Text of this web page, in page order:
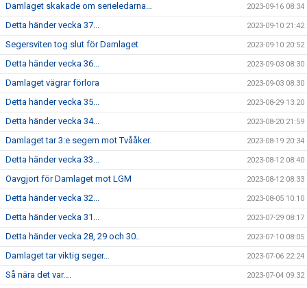
Damlaget skakade om serieledarna… 2023-09-16 08:34
Detta händer vecka 37... 2023-09-10 21:42
Segersviten tog slut för Damlaget 2023-09-10 20:52
Detta händer vecka 36... 2023-09-03 08:30
Damlaget vägrar förlora 2023-09-03 08:30
Detta händer vecka 35... 2023-08-29 13:20
Detta händer vecka 34... 2023-08-20 21:59
Damlaget tar 3:e segern mot Tvååker. 2023-08-19 20:34
Detta händer vecka 33... 2023-08-12 08:40
Oavgjort för Damlaget mot LGM 2023-08-12 08:33
Detta händer vecka 32... 2023-08-05 10:10
Detta händer vecka 31... 2023-07-29 08:17
Detta händer vecka 28, 29 och 30.. 2023-07-10 08:05
Damlaget tar viktig seger… 2023-07-06 22:24
Så nära det var…. 2023-07-04 09:32